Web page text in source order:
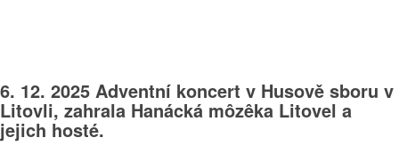
6. 12. 2025 Adventní koncert v Husově sboru v
Litovli, zahrala Hanácká môzêka Litovel a
jejich hosté.